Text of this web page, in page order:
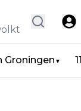
Groningen ▼